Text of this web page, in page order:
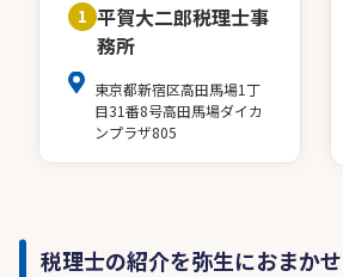
1 平賀大二郎税理士事
務所
東京都新宿区高田馬場1丁
目31番8号高田馬場ダイカ
ンプラザ805
税理士の紹介を弥生におまか